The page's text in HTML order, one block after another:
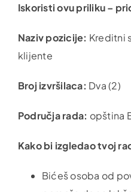
Iskoristi ovu priliku –
Naziv pozicije: Kreditni
klijente
Broj izvršilaca: Dva (2)
Područja rada: opština
Kako bi izgledao tvoj
Bićeš osoba od